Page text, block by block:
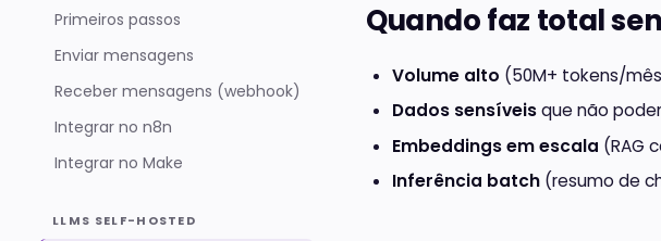
Primeiros passos
Enviar mensagens
Receber mensagens (webhook)
Integrar no n8n
Integrar no Make
LLMS SELF-HOSTED
Quando faz total
Volume alto (50M+ tokens/
Dados sensíveisque não
Embeddings em escala (RAG
Inferência batch (resumo de